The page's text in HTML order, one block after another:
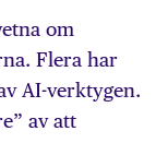
om
Flera har
AI-verktygen.
av att